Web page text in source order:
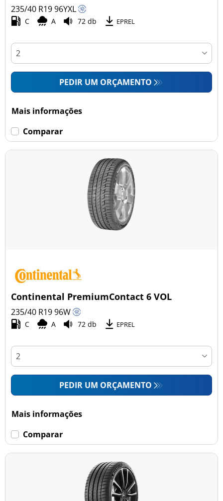
235/40 R1996YXL
C A 72 db EPREL
PEDIR UM ORÇAMENTO
Mais informações
Comparar
Continental PremiumContact 6 VOL
235/40 R1996W
C A 72 db EPREL
PEDIR UM ORÇAMENTO
Mais informações
Comparar